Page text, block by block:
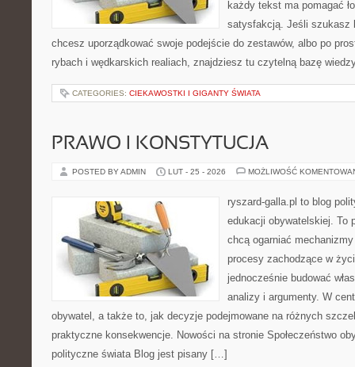
każdy tekst ma pomagać
satysfakcją. Jeśli szukasz
chcesz uporządkować swoje podejście do zestawów, albo po
rybach i wędkarskich realiach, znajdziesz tu czytelną bazę
CATEGORIES: CIEKAWOSTKI I GIGANTY ŚWIATA
PRAWO I KONSTYTUCJA
POSTED BY ADMIN LUT - 25 - 2026 MOŻLIWOŚĆ
ryszard-galla.pl to blog
edukacji obywatelskiej. To
chcą ogarniać
procesy zachodzące w
jednocześnie budować
analizy i argumenty. W
obywatel, a także to, jak decyzje podejmowane na różnych
praktyczne konsekwencje. Nowości na stronie Społeczeństwo
polityczne świata Blog jest pisany […]